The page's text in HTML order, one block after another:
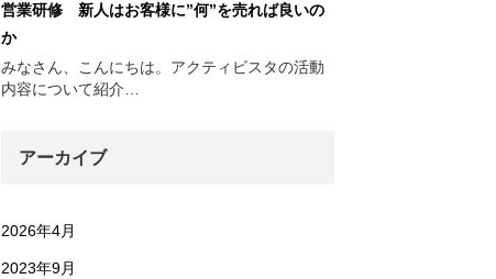
営業研修 新人はお客様に”何”を売れば良いの
か
みなさん、こんにちは。アクティビスタの活動
内容について紹介…
アーカイブ
2026年4月
2023年9月